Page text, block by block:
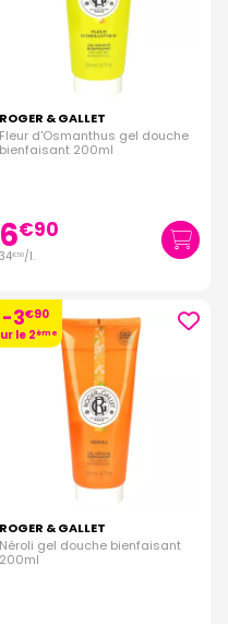
ROGER & GALLET
Fleur d'Osmanthus gel douche
bienfaisant 200ml
6€90
34€50/l.
-3€90
le 2ème
ROGER & GALLET
Néroli gel douche bienfaisant
200ml